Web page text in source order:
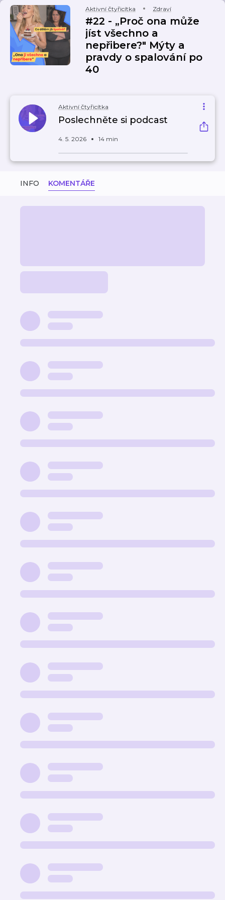
Aktivní čtyřicítka Zdraví
#22 - „Proč ona může
jíst všechno a
nepřibere?" Mýty a
pravdy o spalování po
40
Aktivní čtyřicítka
Poslechněte si podcast
4. 5. 2026 14 min
INFO KOMENTÁŘE